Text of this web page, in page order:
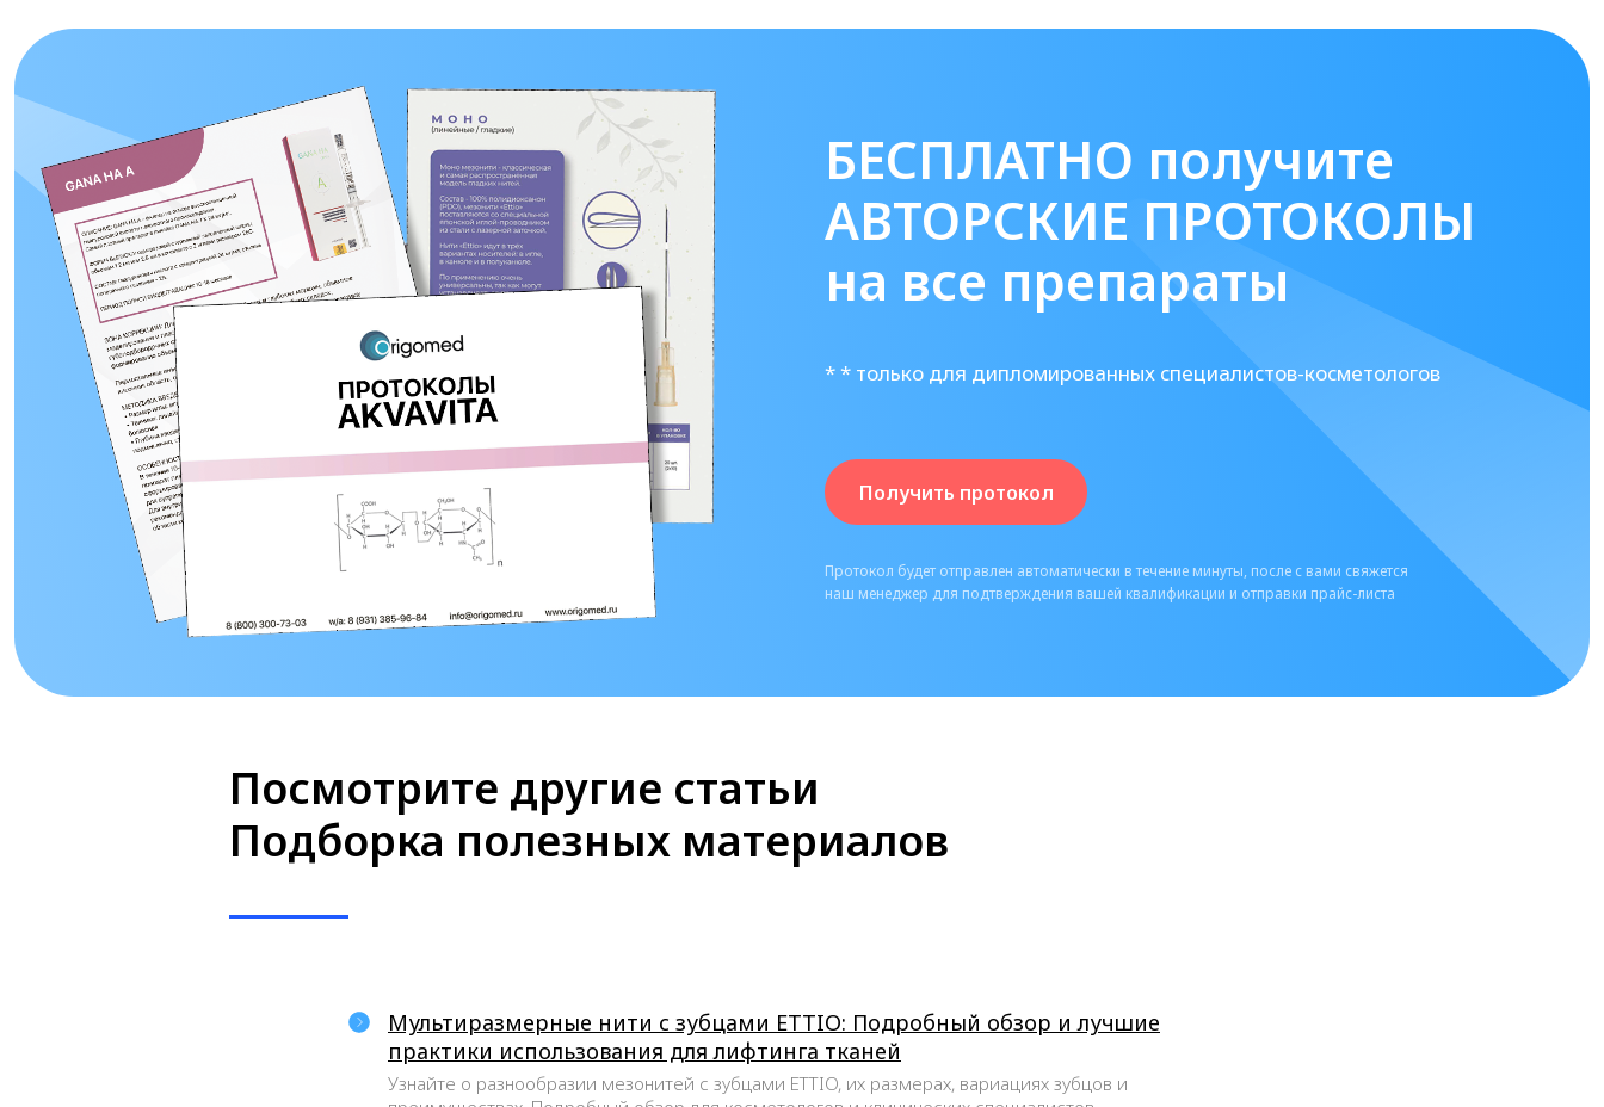
БЕСПЛАТНО получите
АВТОРСКИЕ ПРОТОКОЛЫ
на все препараты
Получить протокол
* * только для дипломированных специалистов-косметологов
Протокол будет отправлен автоматически в течение минуты, после с вами свяжется
наш менеджер для подтверждения вашей квалификации и отправки прайс-листа
Посмотрите другие статьи
Подборка полезных материалов
Мультиразмерные нити с зубцами ETTIO: Подробный обзор и лучшие
практики использования для лифтинга тканей
Узнайте о разнообразии мезонитей с зубцами ETTIO, их размерах, вариациях зубцов и